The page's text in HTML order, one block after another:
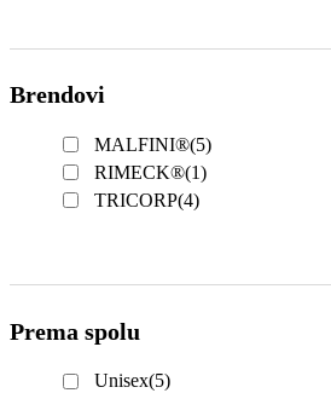
Brendovi
MALFINI®(5)
RIMECK®(1)
TRICORP(4)
Prema spolu
Unisex(5)